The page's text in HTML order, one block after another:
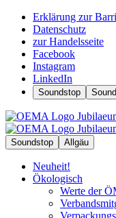
Erklärung zur
Datenschutz
zur Handelsseite
Facebook
Instagram
LinkedIn
Soundstop
Soundstop Allgäu
Neuheit!
Ökologisch
Werte der